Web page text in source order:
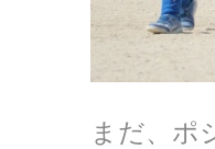
まだ、ポ